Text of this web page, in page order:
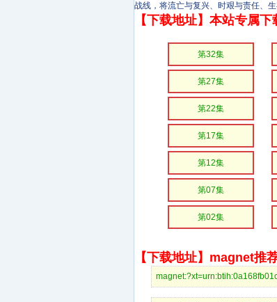
战线，将流亡与复兴、时艰与责任、
【下载地址】本站专属
第32集
第27集
第22集
第17集
第12集
第07集
第02集
【下载地址】magnet